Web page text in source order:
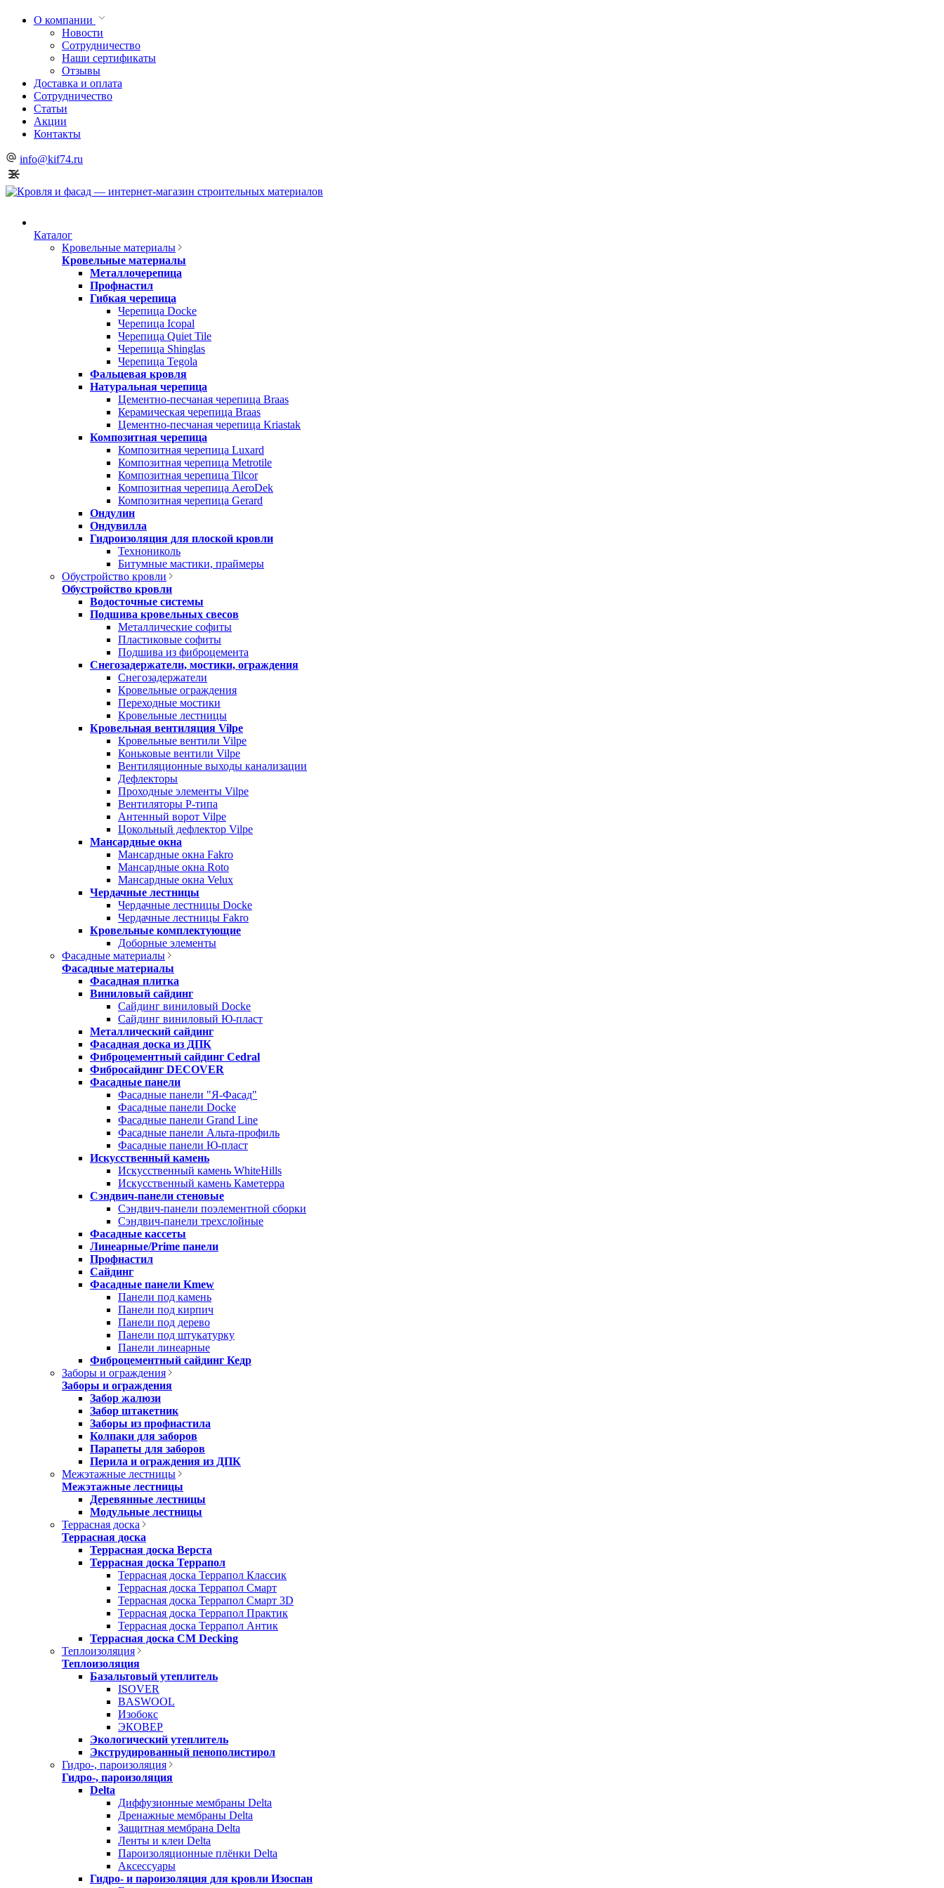
О компании
Новости
Сотрудничество
Наши сертификаты
Отзывы
Доставка и оплата
Сотрудничество
Статьи
Акции
Контакты
info@kif74.ru
Каталог
Кровельные материалы
Кровельные материалы
Металлочерепица
Профнастил
Гибкая черепица
Черепица Docke
Черепица Icopal
Черепица Quiet Tile
Черепица Shinglas
Черепица Tegola
Фальцевая кровля
Натуральная черепица
Цементно-песчаная черепица Braas
Керамическая черепица Braas
Цементно-песчаная черепица Kriastak
Композитная черепица
Композитная черепица Luxard
Композитная черепица Metrotile
Композитная черепица Tilcor
Композитная черепица AeroDek
Композитная черепица Gerard
Ондулин
Ондувилла
Гидроизоляция для плоской кровли
Технониколь
Битумные мастики, праймеры
Обустройство кровли
Обустройство кровли
Водосточные системы
Подшива кровельных свесов
Металлические софиты
Пластиковые софиты
Подшива из фиброцемента
Снегозадержатели, мостики, ограждения
Снегозадержатели
Кровельные ограждения
Переходные мостики
Кровельные лестницы
Кровельная вентиляция Vilpe
Кровельные вентили Vilpe
Коньковые вентили Vilpe
Вентиляционные выходы канализации
Дефлекторы
Проходные элементы Vilpe
Вентиляторы P-типа
Антенный ворот Vilpe
Цокольный дефлектор Vilpe
Мансардные окна
Мансардные окна Fakro
Мансардные окна Roto
Мансардные окна Velux
Чердачные лестницы
Чердачные лестницы Docke
Чердачные лестницы Fakro
Кровельные комплектующие
Доборные элементы
Фасадные материалы
Фасадные материалы
Фасадная плитка
Виниловый сайдинг
Сайдинг виниловый Docke
Сайдинг виниловый Ю-пласт
Металлический сайдинг
Фасадная доска из ДПК
Фиброцементный сайдинг Cedral
Фибросайдинг DECOVER
Фасадные панели
Фасадные панели "Я-Фасад"
Фасадные панели Docke
Фасадные панели Grand Line
Фасадные панели Альта-профиль
Фасадные панели Ю-пласт
Искусственный камень
Искусственный камень WhiteHills
Искусственный камень Каметерра
Сэндвич-панели стеновые
Сэндвич-панели поэлементной сборки
Сэндвич-панели трехслойные
Фасадные кассеты
Линеарные/Prime панели
Профнастил
Сайдинг
Фасадные панели Kmew
Панели под камень
Панели под кирпич
Панели под дерево
Панели под штукатурку
Панели линеарные
Фиброцементный сайдинг Кедр
Заборы и ограждения
Заборы и ограждения
Забор жалюзи
Забор штакетник
Заборы из профнастила
Колпаки для заборов
Парапеты для заборов
Перила и ограждения из ДПК
Межэтажные лестницы
Межэтажные лестницы
Деревянные лестницы
Модульные лестницы
Террасная доска
Террасная доска
Террасная доска Верста
Террасная доска Террапол
Террасная доска Террапол Классик
Террасная доска Террапол Смарт
Террасная доска Террапол Смарт 3D
Террасная доска Террапол Практик
Террасная доска Террапол Антик
Террасная доска CM Decking
Теплоизоляция
Теплоизоляция
Базальтовый утеплитель
ISOVER
BASWOOL
Изобокс
ЭКОВЕР
Экологический утеплитель
Экструдированный пенополистирол
Гидро-, пароизоляция
Гидро-, пароизоляция
Delta
Диффузионные мембраны Delta
Дренажные мембраны Delta
Защитная мембрана Delta
Ленты и клеи Delta
Пароизоляционные плёнки Delta
Аксессуары
Гидро- и пароизоляция для кровли Изоспан